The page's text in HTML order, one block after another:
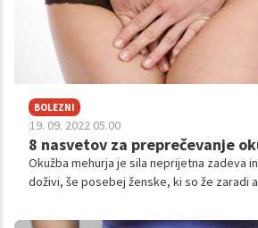
BOLEZNI
19. 09. 2022 05.00
8 nasvetov za preprečevanje
Okužba mehurja je sila neprijetna zadeva
doživi, še posebej ženske, ki so že zaradi
mehur). Ženska sečnica je namreč v